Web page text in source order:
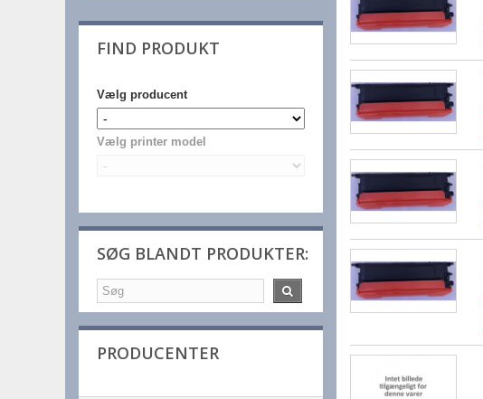
FIND PRODUKT
Vælg producent
Vælg printer model
SØG BLANDT PRODUKTER:
PRODUCENTER